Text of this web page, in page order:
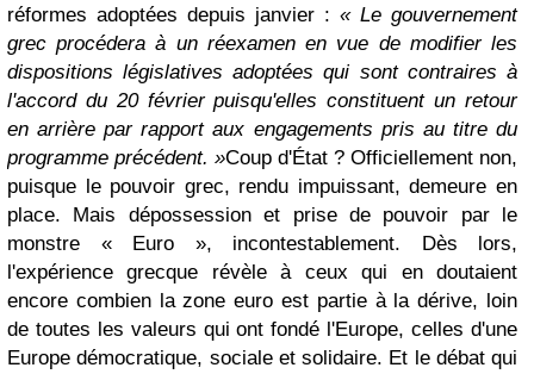
réformes adoptées depuis janvier : « Le gouvernement
grec procédera à un réexamen en vue de modifier les
dispositions législatives adoptées qui sont contraires à
l'accord du 20 février puisqu'elles constituent un retour
en arrière par rapport aux engagements pris au titre du
programme précédent. »Coup d'État ? Officiellement non,
puisque le pouvoir grec, rendu impuissant, demeure en
place. Mais dépossession et prise de pouvoir par le
monstre « Euro », incontestablement. Dès lors,
l'expérience grecque révèle à ceux qui en doutaient
encore combien la zone euro est partie à la dérive, loin
de toutes les valeurs qui ont fondé l'Europe, celles d'une
Europe démocratique, sociale et solidaire. Et le débat qui